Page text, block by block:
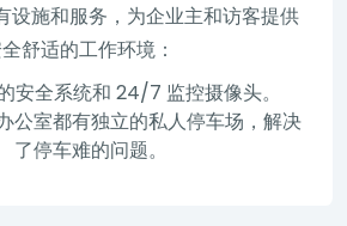
设施和服务，为企业主和访客提供
舒适的工作环境：
安全系统和 24/7 监控摄像头。
公室都有独立的私人停车场，解决
了停车难的问题。